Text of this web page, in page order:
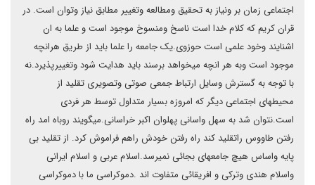
اجتماعی زمان بر ونیاز به تحقیق ومطالعه وتغییر مطابق نیاز وتوان است. در
قران کریم که کلام خدا است ناسخ ومنسوخ موجود است و علما به ان
اشنایند وخود علمی است حوزوی.یک جامعه را علما باید از طریق هرانچه
موجود است وبه هر انچه میخواهد برسند باید هدایت شود وتغییرپذیرد.نه
با توجه به گسترش وسایل ارتباط جمعی صوتی وتصویری تقلید از
محیطهای اجتماعی دیگر که امروزه بسیار متداول توسط هر فردی
است.نتوان شد به سهل واسانی پهلوان اکبر خراسانی.میگویند روباه امد راه
رفتن طاووس راتقلید کند راه رفتن خودش راهم فراموش کرد. از تقلید بی
پایه واساس هیچ جامعهای بجائی نمیرسد.اسلام عربی و اسلام ایرانی
واسلام هندی وترکی و افریقائی متفاوت اند .دموکراسی ما با دموکراسی